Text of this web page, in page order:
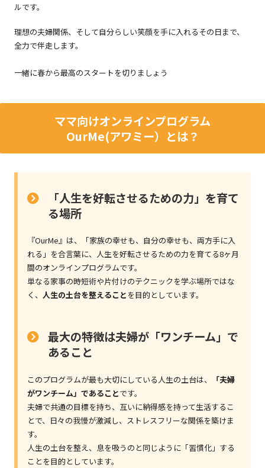
ルです。
理想の夫婦関係、そして自分らしい笑顔を手に入れるその日まで、
全力で伴走します。
一緒に春から最高のスタートを切りましょう
ママ向けオンラインプログラム
OurMe(アワミー）とは？
「人生を好転させるための力」を育て
る場所
『OurMe』は、「家族の幸せも、自分の幸せも、両方手に入
れる」を合言葉に、人生を好転させるための力を育てる8ヶ月
間のオンラインプログラムです。
単なる家事の時短術や片付けのテクニックを学ぶ場所ではな
く、 人生の土台を整えること を目的としています。
最大の特徴は夫婦が「ワンチーム」で
あること
このプログラムが最も大切にしている人生の土台は、
「夫婦
がワンチーム」であることです。
夫婦で共通の目標を持ち、互いに納得感を持って生活するこ
とで、日々の我慢が激減し、ストレスフリーな関係を築けま
す。
人生の土台を整え、息を吸うのと同じように「習慣化」する
ことを目的としています。